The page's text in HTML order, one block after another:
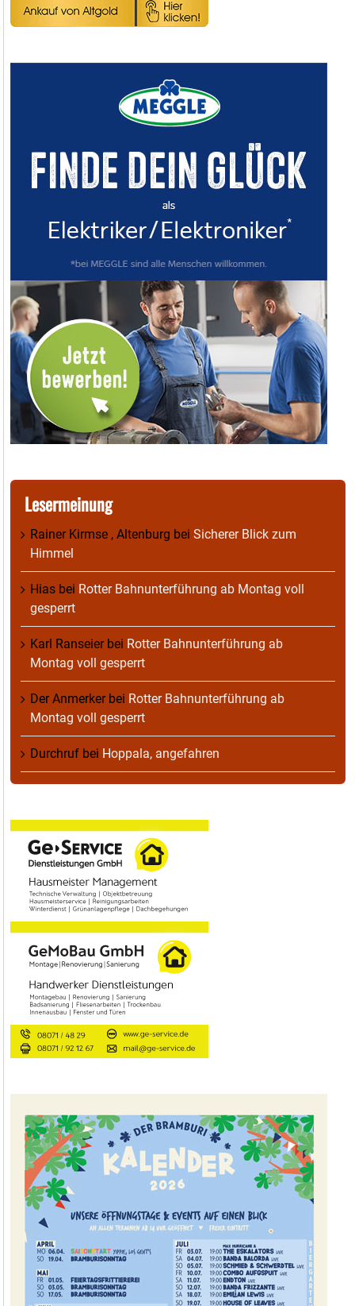
Lesermeinung
Rainer Kirmse , Altenburg bei Sicherer Blick zum
Himmel
Hias bei Rotter Bahnunterführung ab Montag voll
gesperrt
Karl Ranseierbei Rotter Bahnunterführung ab
Montag voll gesperrt
Der Anmerkerbei Rotter Bahnunterführung ab
Montag voll gesperrt
Durchruf bei Hoppala, angefahren